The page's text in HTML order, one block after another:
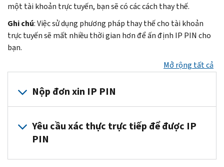
một tài khoản trực tuyến, bạn sẽ có các cách thay thế.
Ghi chú: Việc sử dụng phương pháp thay thế cho tài khoản
trực tuyến sẽ mất nhiều thời gian hơn để ấn định IP PIN cho
bạn.
Mở rộng tất cả
Nộp đơn xin IP PIN
tổng
thu
Yêu cầu xác thực trực tiếp để được IP
PIN